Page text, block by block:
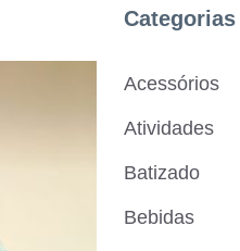
Categorias
Acessórios
Atividades
Batizado
Bebidas